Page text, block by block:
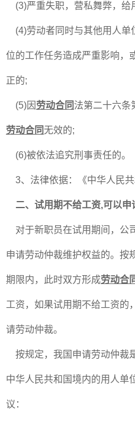
(3)严重失职，营私舞弊，给
(4)劳动者同时与其他用人单
位的工作任务造成严重影响，
正的;
(5)因 劳动合同 法第二十六条
劳动合同无效的;
(6)被依法追究刑事责任的。
3、法律依据：《中华人民
二、试用期不给工资,可以申
对于新职员在试用期间，公
申请劳动仲裁维护权益的。按
期限内，此时双方形成劳动合
工资，如果试用期不给工资的
请劳动仲裁。
按规定，我国申请劳动仲裁
中华人民共和国境内的用人单
议：